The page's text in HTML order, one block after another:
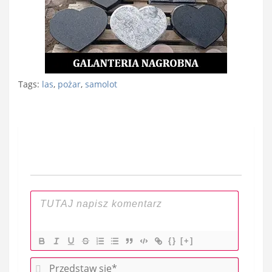
Tags: las, pożar, samolot
{} [+]
P